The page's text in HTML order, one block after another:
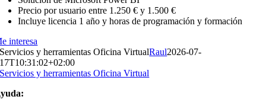
Precio por usuario entre 1.250 € y 1.500 €
Incluye licencia 1 año y horas de programación y formación
interesa
Servicios y herramientas Oficina VirtualRaul2026-07-
17T10:31:02+02:00
Servicios y herramientas Oficina Virtual